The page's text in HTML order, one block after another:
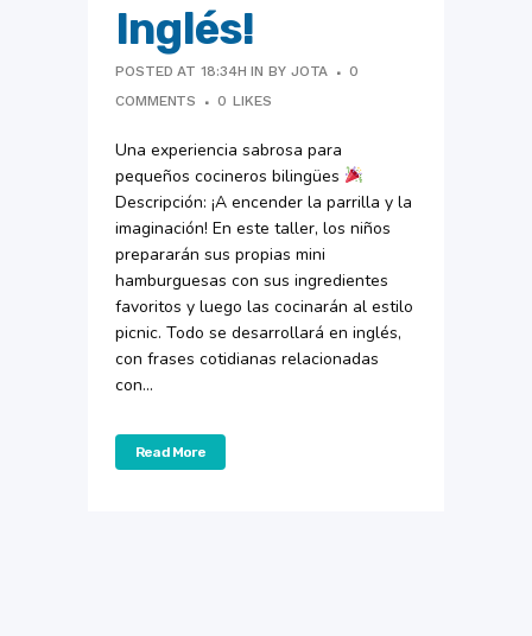
Inglés!
POSTED AT 18:34H INBY JOTA
0
COMMENTS
0 LIKES
Una experiencia sabrosa para
pequeños cocineros bilingües
Descripción: ¡A encender la parrilla y la
imaginación! En este taller, los niños
prepararán sus propias mini
hamburguesas con sus ingredientes
favoritos y luego las cocinarán al estilo
picnic. Todo se desarrollará en inglés,
con frases cotidianas relacionadas
con...
Read More